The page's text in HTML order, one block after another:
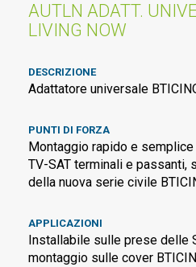
AUTLN ADATT.
LIVING NOW
DESCRIZIONE
Adattatore universale
PUNTI DI FORZA
Montaggio rapido e semplice
TV-SAT terminali e passanti,
della nuova serie civile
APPLICAZIONI
Installabile sulle prese delle
montaggio sulle cover